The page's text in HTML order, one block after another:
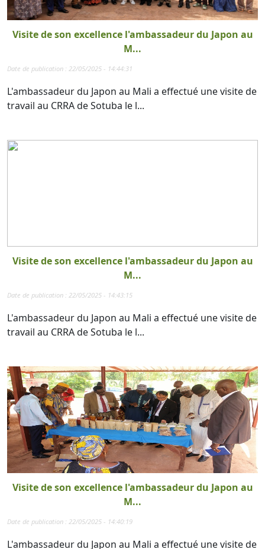
Visite de son excellence l'ambassadeur du Japon au
M...
Date de publication : 22/05/2025 - 14:44:31
L'ambassadeur du Japon au Mali a effectué une visite de
travail au CRRA de Sotuba le l...
Visite de son excellence l'ambassadeur du Japon au
M...
Date de publication : 22/05/2025 - 14:43:15
L'ambassadeur du Japon au Mali a effectué une visite de
travail au CRRA de Sotuba le l...
Visite de son excellence l'ambassadeur du Japon au
M...
Date de publication : 22/05/2025 - 14:40:19
L'ambassadeur du Japon au Mali a effectué une visite de